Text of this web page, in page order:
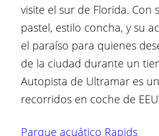
visite el sur de Florida. Con
pastel, estilo concha, y su
el paraíso para quienes
de la ciudad durante un
Autopista de Ultramar es
recorridos en coche de
Parque acuático Rapids